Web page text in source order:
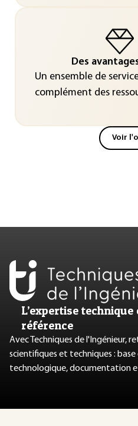
Des
Un ensemble de
complément des
Voir
L’expertise
référence
Avec Techniques de l'Ingénieur,
scientifiques et techniques : base
technologique, documentation